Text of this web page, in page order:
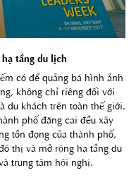
tầng du lịch
có để quảng bá hình ảnh
không chỉ riêng đối với
du khách trên toàn thế giới.
phố đăng cai đều xây
tồn đọng của thành phố,
thị và mở rộng hạ tầng du
trung tâm hội nghị.